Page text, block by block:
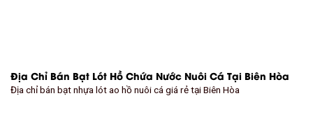
Địa Chỉ Bán Bạt Lót Hồ Chứa Nước Nuôi Cá Tại Biên Hòa
Địa chỉ bán bạt nhựa lót ao hồ nuôi cá giá rẻ tại Biên Hòa